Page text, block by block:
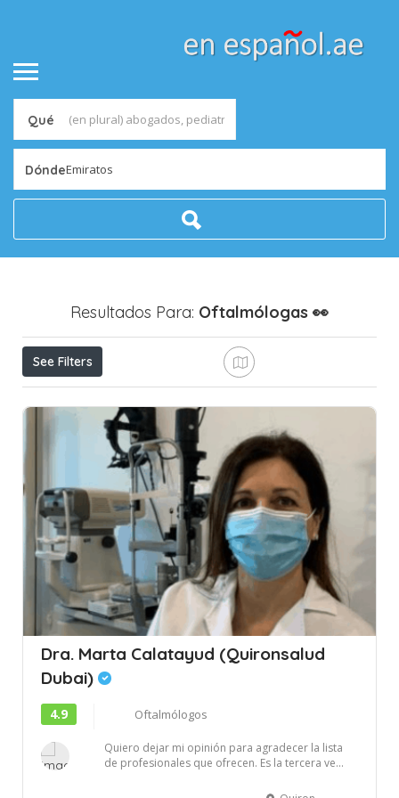
Qué
DóndeEmiratos
Resultados Para: Oftalmólogas 👀
See Filters
Dra. Marta Calatayud (Quironsalud
Dubai)
4.9 Oftalmólogos
Quiero dejar mi opinión para agradecer la lista
de profesionales que ofrecen. Es la tercera ve...